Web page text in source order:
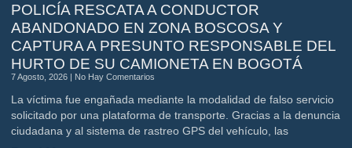
POLICÍA RESCATA A CONDUCTOR
ABANDONADO EN ZONA BOSCOSA Y
CAPTURA A PRESUNTO RESPONSABLE DEL
HURTO DE SU CAMIONETA EN BOGOTÁ
7 Agosto, 2026 No Hay Comentarios
La víctima fue engañada mediante la modalidad de falso servicio
solicitado por una plataforma de transporte. Gracias a la denuncia
ciudadana y al sistema de rastreo GPS del vehículo, las